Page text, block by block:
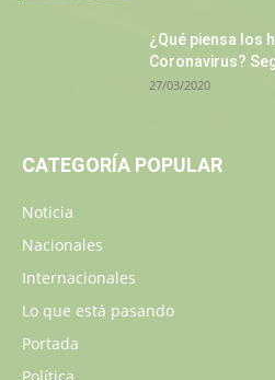
¿Qué piensa los
Coronavirus?
27/03/2020
CATEGORÍA POPULAR
Noticia
Nacionales
Internacionales
Lo que está pasando
Portada
Política